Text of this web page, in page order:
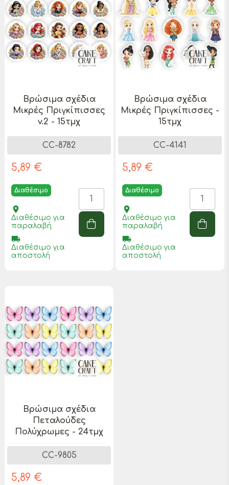
Βρώσιμα σχέδια
Μικρές Πριγκίπισσες
v.2 - 15τμχ
CC-8782
5,89 €
Διαθέσιμο
place
Διαθέσιμο για
παραλαβή
local_shipping
Διαθέσιμο για
αποστολή
Βρώσιμα σχέδια
Μικρές Πριγκίπισσες -
15τμχ
CC-4141
5,89 €
Διαθέσιμο
place
Διαθέσιμο για
παραλαβή
local_shipping
Διαθέσιμο για
αποστολή
Βρώσιμα σχέδια
Πεταλούδες
Πολύχρωμες - 24τμχ
CC-9805
5,89 €